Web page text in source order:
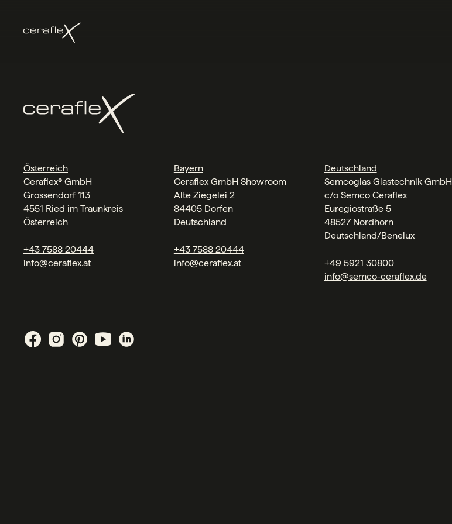
Österreich
Ceraflex® GmbH
Grossendorf 113
4551 Ried im Traunkreis
Österreich
+43 7588 20444
info@ceraflex.at
Bayern
Ceraflex GmbH Showroom
Alte Ziegelei 2
84405 Dorfen
Deutschland
+43 7588 20444
info@ceraflex.at
Deutschland
Semcoglas Glastechnik GmbH
c/o Semco Ceraflex
Euregiostraße 5
48527 Nordhorn
Deutschland/Benelux
+49 5921 30800
info@semco-ceraflex.de